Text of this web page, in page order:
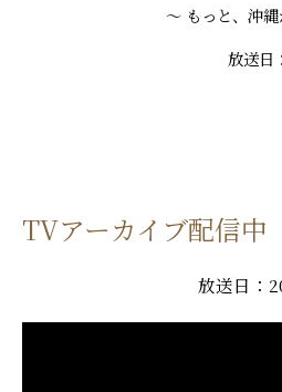
～ もっと、沖
放送日
TVアーカイブ配信中
放送日：